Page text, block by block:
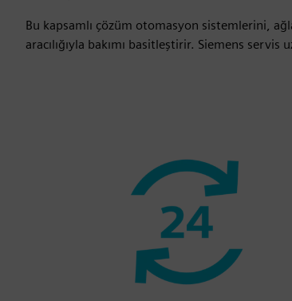
Bu kapsamlı çözüm otomasyon sistemlerini,
aracılığıyla bakımı basitleştirir. Siemens servis